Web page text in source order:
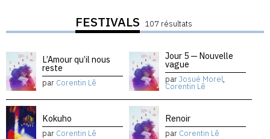
FESTIVALS 107 résultats
L’Amour qu’il nous
reste
par Corentin Lê
Jour 5 — Nouvelle
vague
parJosué Morel,
Corentin Lê
Kokuho
par Corentin Lê
Renoir
par Corentin Lê